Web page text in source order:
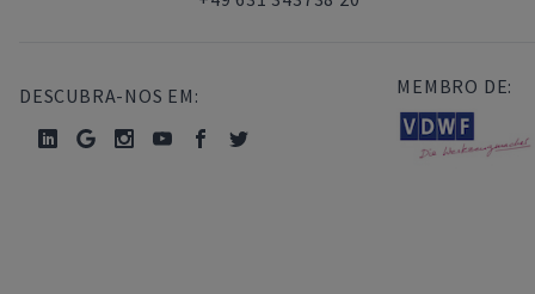
DESCUBRA-NOS EM: MEMBRO DE: